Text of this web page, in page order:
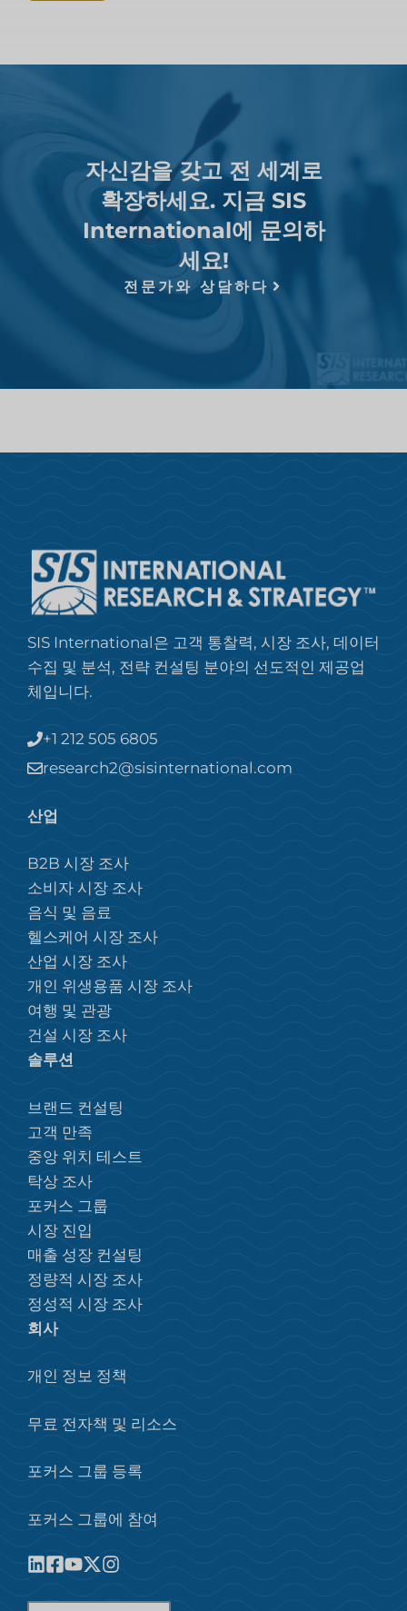
자신감을 갖고 전 세계로
확장하세요. 지금 SIS
International에 문의하
세요!
전문가와 상담하다
SIS International은 고객 통찰력, 시장 조사, 데이터
수집 및 분석, 전략 컨설팅 분야의 선도적인 제공업
체입니다.
+1 212 505 6805
research2@sisinternational.com
산업
B2B 시장 조사
소비자 시장 조사
음식 및 음료
헬스케어 시장 조사
산업 시장 조사
개인 위생용품 시장 조사
여행 및 관광
건설 시장 조사
솔루션
브랜드 컨설팅
고객 만족
중앙 위치 테스트
탁상 조사
포커스 그룹
시장 진입
매출 성장 컨설팅
정량적 시장 조사
정성적 시장 조사
회사
개인 정보 정책
무료 전자책 및 리소스
포커스 그룹 등록
포커스 그룹에 참여